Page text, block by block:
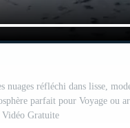
nuages réfléchi dans lisse,
parfait pour Voyage ou
Vidéo Gratuite